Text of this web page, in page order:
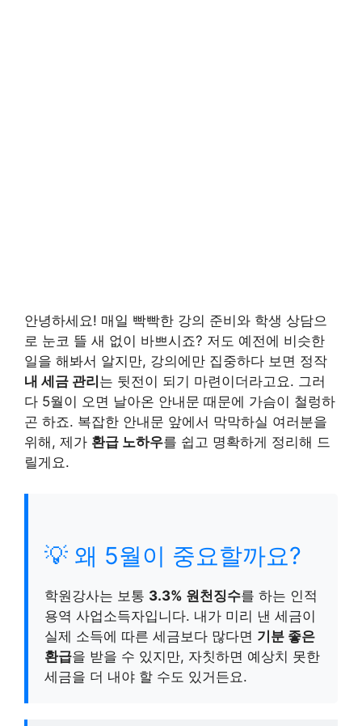
안녕하세요! 매일 빡빡한 강의 준비와 학생 상담으
로 눈코 뜰 새 없이 바쁘시죠? 저도 예전에 비슷한
일을 해봐서 알지만, 강의에만 집중하다 보면 정작
내 세금 관리 는 뒷전이 되기 마련이더라고요. 그러
다 5월이 오면 날아온 안내문 때문에 가슴이 철렁하
곤 하죠. 복잡한 안내문 앞에서 막막하실 여러분을
위해, 제가 환급 노하우를 쉽고 명확하게 정리해 드
릴게요.
💡 왜 5월이 중요할까요?
학원강사는 보통 3.3% 원천징수를 하는 인적
용역 사업소득자입니다. 내가 미리 낸 세금이
실제 소득에 따른 세금보다 많다면 기분 좋은
환급을 받을 수 있지만, 자칫하면 예상치 못한
세금을 더 내야 할 수도 있거든요.